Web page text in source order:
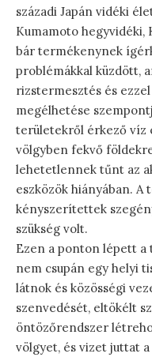
századi Japán vidéki
Kumamoto hegyvidéki,
bár termékenynek
problémákkal küzdött,
rizstermesztés és
megélhetése
területekről érkező víz
völgyben fekvő
lehetetlennek tűnt az
eszközök hiányában.
kényszerítettek
szükség volt.
Ezen a ponton lépett a
nem csupán egy helyi
látnok és közösségi
szenvedését, eltökélt
öntözőrendszer
völgyet, és vizet juttat